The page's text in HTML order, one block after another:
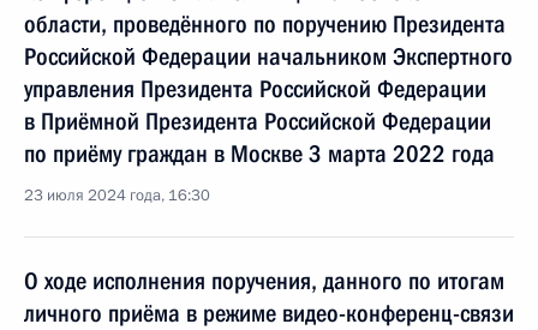
области, проведённого по поручению Президента
Российской Федерации начальником Экспертного
управления Президента Российской Федерации
в Приёмной Президента Российской Федерации
по приёму граждан в Москве 3 марта 2022 года
23 июля 2024 года, 16:30
О ходе исполнения поручения, данного по итогам
личного приёма в режиме видео-конференц-связи